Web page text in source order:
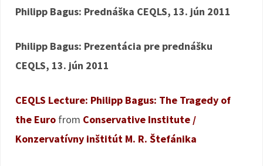
Philipp Bagus: Prednáška CEQLS, 13. jún 2011
Philipp Bagus: Prezentácia pre prednášku
CEQLS, 13. jún 2011
CEQLS Lecture: Philipp Bagus: The Tragedy of
the Euro from Conservative Institute /
Konzervatívny inštitút M. R. Štefánika